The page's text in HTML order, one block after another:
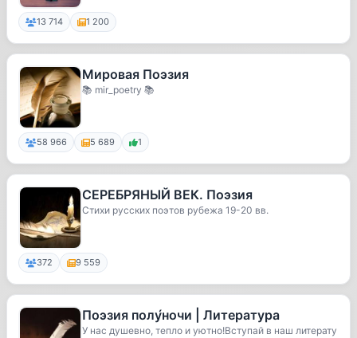
13 714 1 200
Мировая Поэзия
📚 mir_poetry 📚
58 966 5 689 1
СЕРЕБРЯНЫЙ ВЕК. Поэзия
Стихи русских поэтов рубежа 19-20 вв.
372 9 559
Поэзия полу́ночи | Литература
У нас душевно, тепло и уютно!Вступай в наш литерату